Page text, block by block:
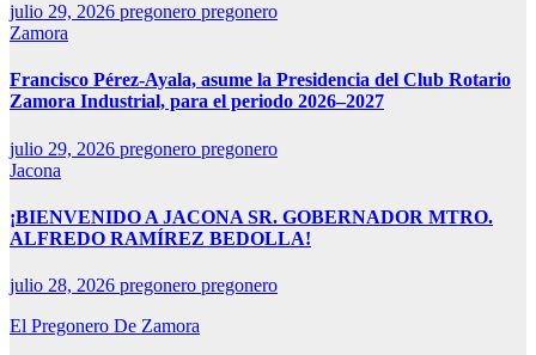
julio 29, 2026 pregonero pregonero
Zamora
Francisco Pérez-Ayala, asume la Presidencia del Club Rotario
Zamora Industrial, para el periodo 2026–2027
julio 29, 2026 pregonero pregonero
Jacona
¡BIENVENIDO A JACONA SR. GOBERNADOR MTRO.
ALFREDO RAMÍREZ BEDOLLA!
julio 28, 2026 pregonero pregonero
El Pregonero De Zamora